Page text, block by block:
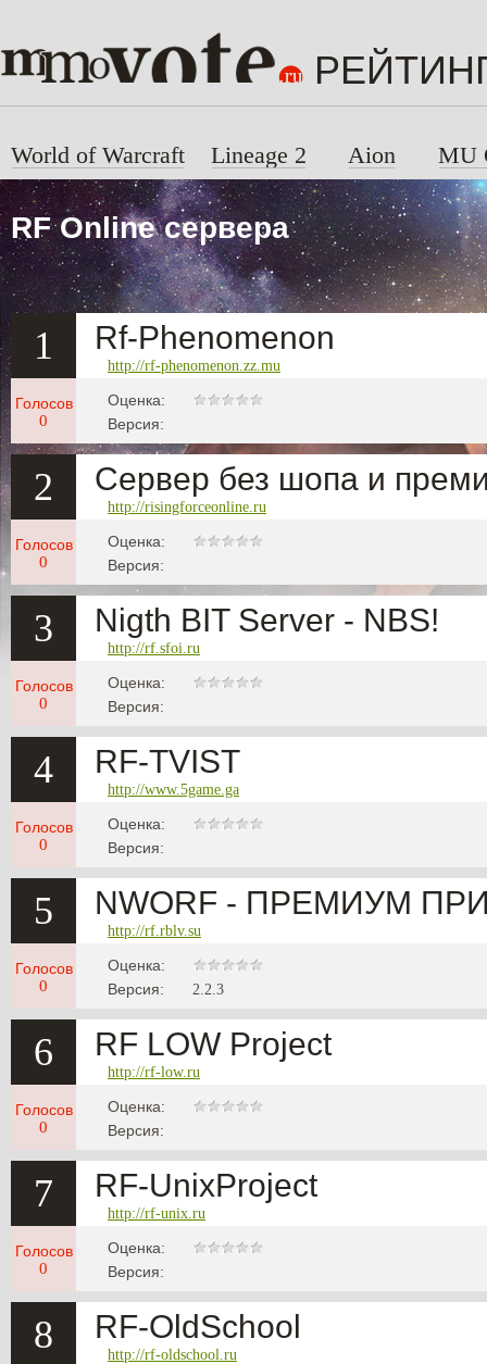
RF Online сервера
World of Warcraft Lineage 2 Aion MU
1 Rf-Phenomenon
http://rf-phenomenon.zz.mu
Голосов
0
Оценка:
Версия:
2 Сервер без шопа и
http://risingforceonline.ru
Голосов
0
Оценка:
Версия:
3 Nigth BIT Server - NBS!
http://rf.sfoi.ru
Голосов
0
Оценка:
Версия:
4 RF-TVIST
http://www.5game.ga
Голосов
0
Оценка:
Версия:
5 NWORF - ПРЕМИУМ
http://rf.rblv.su
Голосов
0
Оценка:
Версия:
2.2.3
6 RF LOW Project
http://rf-low.ru
Голосов
0
Оценка:
Версия:
7 RF-UnixProject
http://rf-unix.ru
Голосов
0
Оценка:
Версия:
8 RF-OldSchool
http://rf-oldschool.ru